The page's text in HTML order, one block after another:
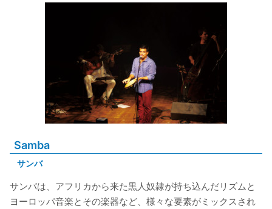
Samba
サンバ
サンバは、アフリカから来た黒人奴隷が持ち込んだリズムと
ヨーロッパ音楽とその楽器など、様々な要素がミックスされ